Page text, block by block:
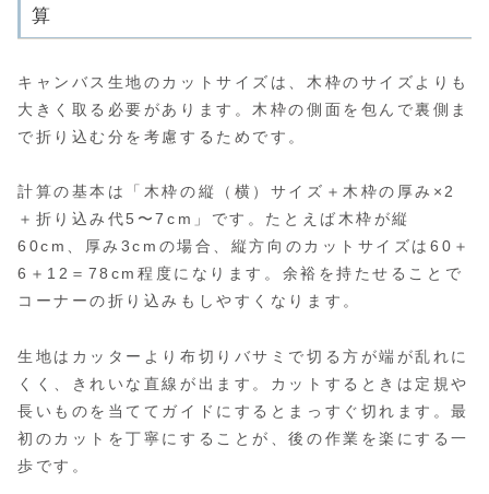
算
キャンバス生地のカットサイズは、木枠のサイズよりも
大きく取る必要があります。木枠の側面を包んで裏側ま
で折り込む分を考慮するためです。
計算の基本は「木枠の縦（横）サイズ＋木枠の厚み×2
＋折り込み代5〜7cm」です。たとえば木枠が縦
60cm、厚み3cmの場合、縦方向のカットサイズは60＋
6＋12＝78cm程度になります。余裕を持たせることで
コーナーの折り込みもしやすくなります。
生地はカッターより布切りバサミで切る方が端が乱れに
くく、きれいな直線が出ます。カットするときは定規や
長いものを当ててガイドにするとまっすぐ切れます。最
初のカットを丁寧にすることが、後の作業を楽にする一
歩です。